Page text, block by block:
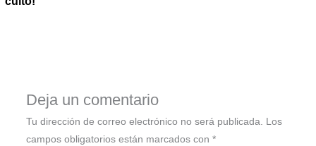
Deja un comentario
Tu dirección de correo electrónico no será publicada. Los
campos obligatorios están marcados con *